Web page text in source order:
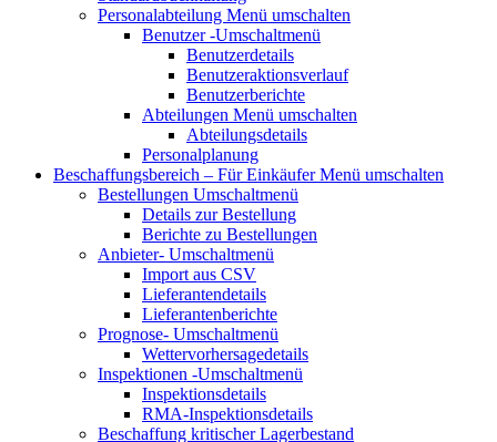
Personalabteilung Menü umschalten
Benutzer-Umschaltmenü
Benutzerdetails
Benutzeraktionsverlauf
Benutzerberichte
Abteilungen Menü umschalten
Abteilungsdetails
Personalplanung
Beschaffungsbereich – Für EinkäuferMenü umschalten
Bestellungen Umschaltmenü
Details zur Bestellung
Berichte zu Bestellungen
Anbieter- Umschaltmenü
Import aus CSV
Lieferantendetails
Lieferantenberichte
Prognose- Umschaltmenü
Wettervorhersagedetails
Inspektionen -Umschaltmenü
Inspektionsdetails
RMA-Inspektionsdetails
Beschaffung kritischer Lagerbestand